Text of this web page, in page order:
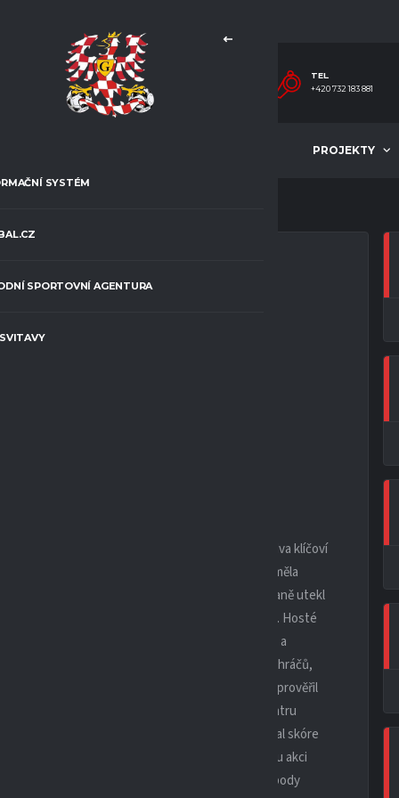
TEL.
+420 732 183 881
PROJEKTY
SYSTÉM
SPORTOVNÍ AGENTURA
Deutsch, Vafka, Hrazděra, Muller Jakub,
Haupt)
chtěli hosté začít v devíti, neboť se jim zpozdili dva klíčoví
I tak byl začátek zápasu vyrovnaný. Více šancí měla
dokázala dostat do vedení, když na pravé straně utekl
po rohovém kopu, který zakončoval Schuppler. Hosté
půli domácí přidali na iniciativě, zatlačili soupeře a
napnul nervy diváků a hlavně některých spoluhráčů,
šestnáctky, obešel brankaře a pak ze tří metrů prověřil
následující akce z levé strany přinesla po centru
Penaltu Vafka bezpečně proměnil a srovnal skóre
se mohlo dostat po rychlém brejku, kdy Vafkovu akci
vykopl obránce. A tak i když nezůstaly všechny body